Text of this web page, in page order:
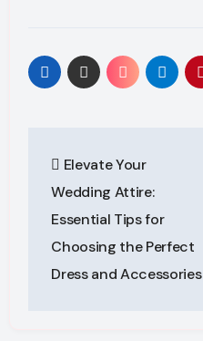
navigation
Elevate Your
Wedding Attire:
Essential Tips for
Choosing the Perfect
Dress and Accessories